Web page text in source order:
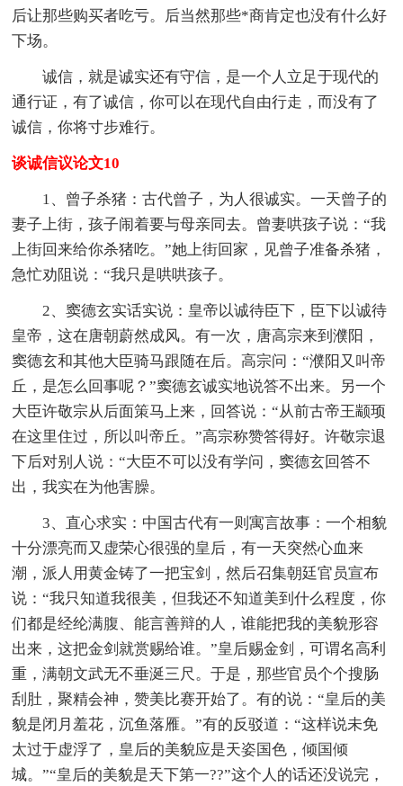
后让那些购买者吃亏。后当然那些*商肯定也没有什么好
下场。
诚信，就是诚实还有守信，是一个人立足于现代的
通行证，有了诚信，你可以在现代自由行走，而没有了
诚信，你将寸步难行。
谈诚信议论文10
1、曾子杀猪：古代曾子，为人很诚实。一天曾子的
妻子上街，孩子闹着要与母亲同去。曾妻哄孩子说：“我
上街回来给你杀猪吃。”她上街回家，见曾子准备杀猪，
急忙劝阻说：“我只是哄哄孩子。
2、窦德玄实话实说：皇帝以诚待臣下，臣下以诚待
皇帝，这在唐朝蔚然成风。有一次，唐高宗来到濮阳，
窦德玄和其他大臣骑马跟随在后。高宗问：“濮阳又叫帝
丘，是怎么回事呢？”窦德玄诚实地说答不出来。另一个
大臣许敬宗从后面策马上来，回答说：“从前古帝王颛顼
在这里住过，所以叫帝丘。”高宗称赞答得好。许敬宗退
下后对别人说：“大臣不可以没有学问，窦德玄回答不
出，我实在为他害臊。
3、直心求实：中国古代有一则寓言故事：一个相貌
十分漂亮而又虚荣心很强的皇后，有一天突然心血来
潮，派人用黄金铸了一把宝剑，然后召集朝廷官员宣布
说：“我只知道我很美，但我还不知道美到什么程度，你
们都是经纶满腹、能言善辩的人，谁能把我的美貌形容
出来，这把金剑就赏赐给谁。”皇后赐金剑，可谓名高利
重，满朝文武无不垂涎三尺。于是，那些官员个个搜肠
刮肚，聚精会神，赞美比赛开始了。有的说：“皇后的美
貌是闭月羞花，沉鱼落雁。”有的反驳道：“这样说未免
太过于虚浮了，皇后的美貌应是天姿国色，倾国倾
城。”“皇后的美貌是天下第一??”这个人的话还没说完，